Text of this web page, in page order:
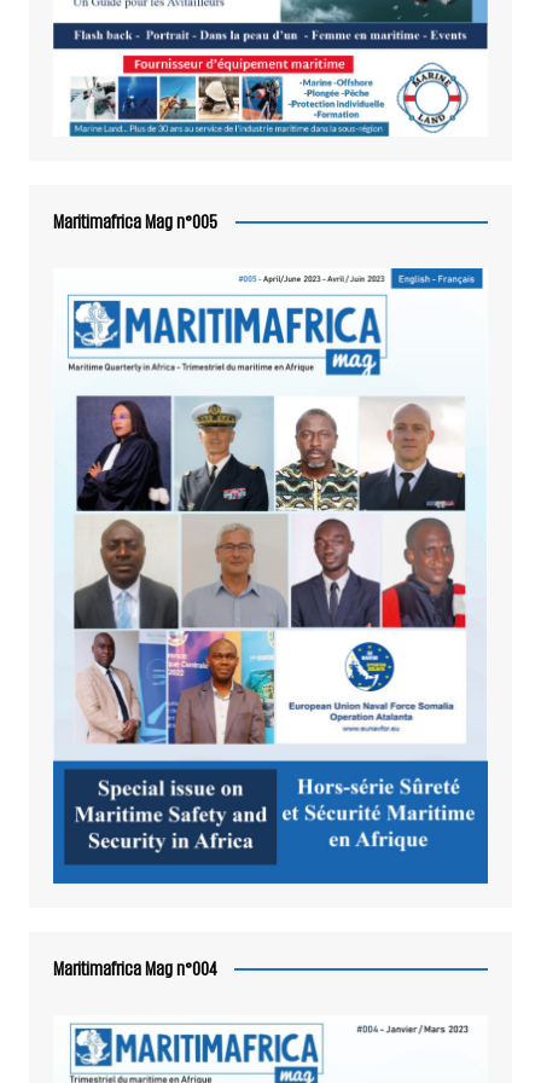
Maritimafrica Mag n°005
Maritimafrica Mag n°004